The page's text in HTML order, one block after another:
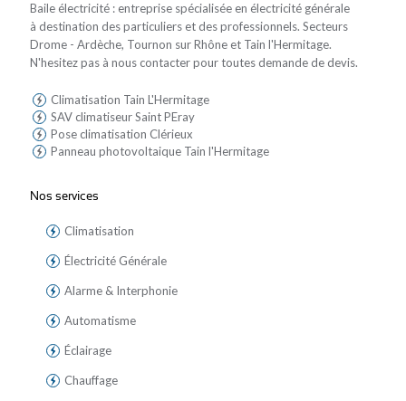
Baile électricité : entreprise spécialisée en électricité générale
à destination des particuliers et des professionnels. Secteurs
Drome - Ardèche, Tournon sur Rhône et Tain l'Hermitage.
N'hesitez pas à nous contacter pour toutes demande de devis.
Climatisation Tain L'Hermitage
SAV climatiseur Saint PEray
Pose climatisation Clérieux
Panneau photovoltaique Tain l'Hermitage
Nos services
Climatisation
Électricité Générale
Alarme & Interphonie
Automatisme
Éclairage
Chauffage